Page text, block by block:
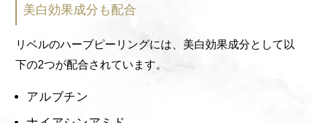
美白効果成分も配合
リベルのハーブピーリングには、美白効果成分として以
下の2つが配合されています。
アルブチン